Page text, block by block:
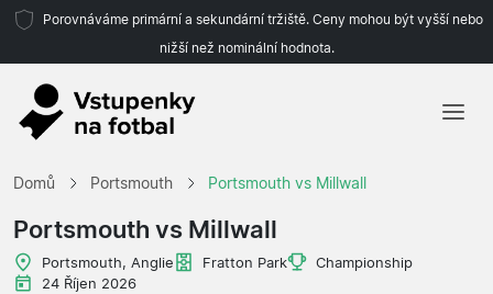
Porovnáváme primární a sekundární tržiště. Ceny mohou být vyšší nebo
nižší než nominální hodnota.
Domů Portsmouth Portsmouth vs Millwall
Portsmouth vs Millwall
Portsmouth, Anglie Fratton Park
Championship
24 Říjen 2026